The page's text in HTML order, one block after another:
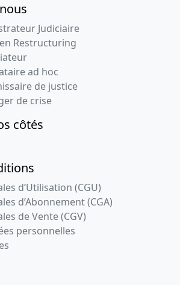
:
de l'inscription au greffe :
présente inscription est prise
Date d'exigibilité
du bien nanti : HIKVISION
GÉDÉ
bail en matière mobilière
EUR
:
25-11-2022
2027
MUTUEL LEASING 17 bis Pl des
Paris La Defense Cedex
:
Judiciaire
Restructuring
ad hoc
de justice
de crise
côtés
d’Utilisation (CGU)
d’Abonnement (CGA)
de Vente (CGV)
personnelles